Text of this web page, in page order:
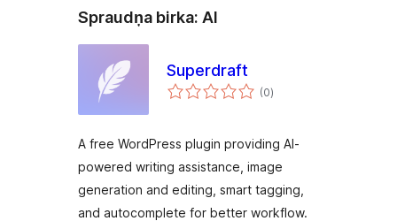
Spraudņa birka: AI
Superdraft
(0vērtējumu
kopsumma
)
A free WordPress plugin providing AI-
powered writing assistance, image
generation and editing, smart tagging,
and autocomplete for better workflow.